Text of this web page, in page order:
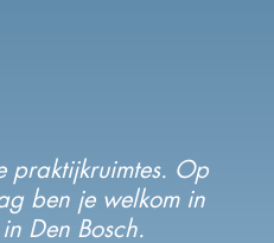
praktijkruimtes. Op
ben je welkom in
Den Bosch.